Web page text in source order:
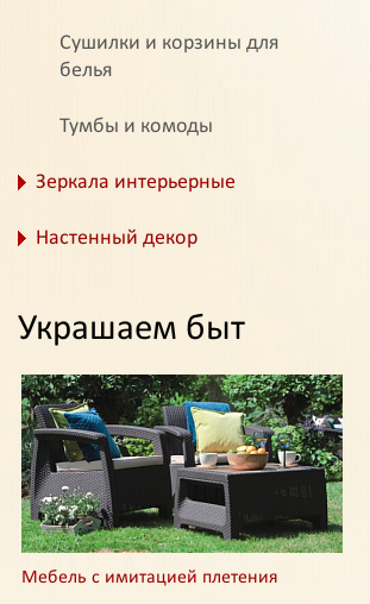
Сушилки и корзины для
белья
Тумбы и комоды
Зеркала интерьерные
Настенный декор
Украшаем быт
Мебель с имитацией плетения